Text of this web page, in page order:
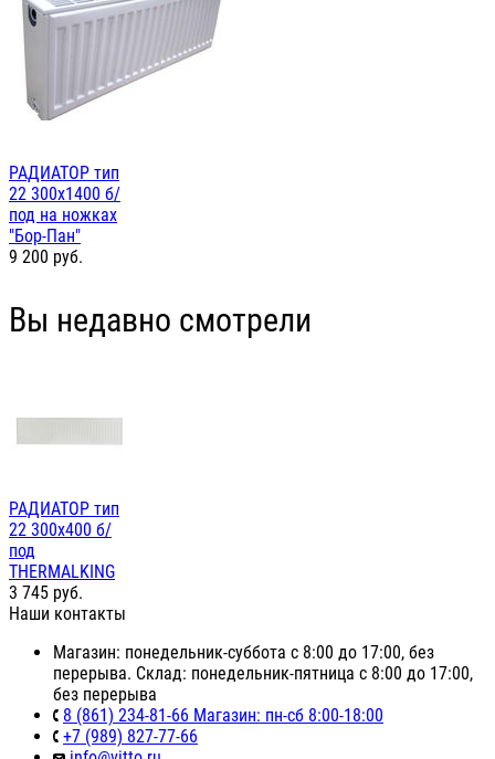
РАДИАТОР тип
22 300х1400 б/
под на ножках
"Бор-Пан"
9 200 руб.
Вы недавно смотрели
РАДИАТОР тип
22 300х400 б/
под
THERMALKING
3 745 руб.
Наши контакты
Магазин: понедельник-суббота с 8:00 до 17:00, без
перерыва. Склад: понедельник-пятница с 8:00 до 17:00,
без перерыва
8 (861) 234-81-66 Магазин: пн-сб 8:00-18:00
+7 (989) 827-77-66